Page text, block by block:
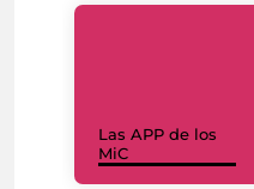
Las APP de los
MiC